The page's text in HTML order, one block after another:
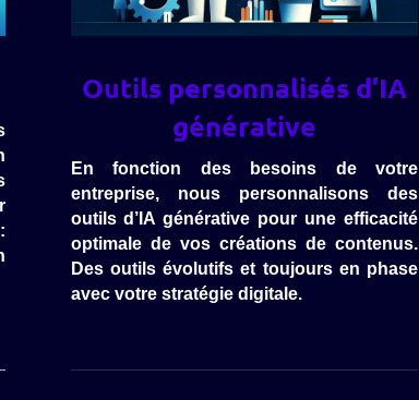
Outils personnalisés d’IA
générative
En fonction des besoins de votre
entreprise, nous personnalisons des
outils d’IA générative pour une efficacité
optimale de vos créations de contenus.
Des outils évolutifs et toujours en phase
avec votre stratégie digitale.